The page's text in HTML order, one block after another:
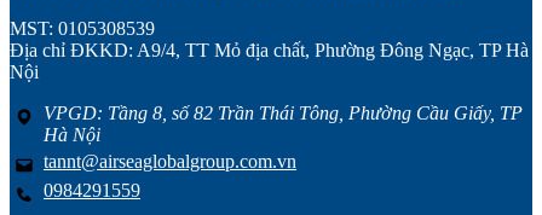
MST: 0105308539
Địa chỉ ĐKKD: A9/4, TT Mỏ địa chất, Phường Đông Ngạc, TP Hà
Nội
VPGD: Tầng 8, số 82 Trần Thái Tông, Phường Cầu Giấy, TP
Hà Nội
tannt@airseaglobalgroup.com.vn
0984291559